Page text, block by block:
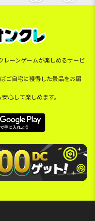
レーンゲームが楽しめるサービ
ご自宅に獲得した景品をお届
心して楽しめます。